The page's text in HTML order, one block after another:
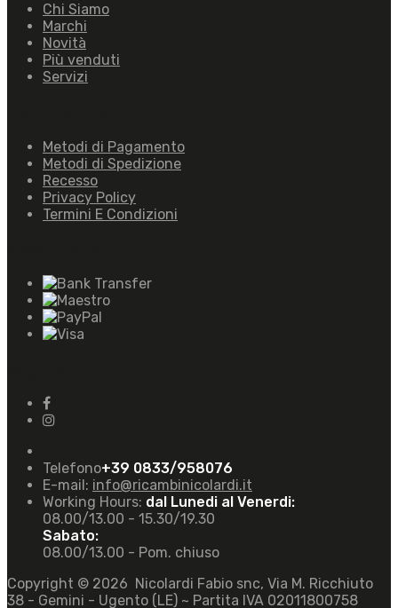
Chi Siamo
Marchi
Novità
Più venduti
Servizi
Metodi di Pagamento
Metodi di Spedizione
Recesso
Privacy Policy
Termini E Condizioni
Telefono+39 0833/958076
E-mail: info@ricambinicolardi.it
Working Hours: dal Lunedi al Venerdi:
08.00/13.00 - 15.30/19.30
Sabato:
08.00/13.00 - Pom. chiuso
Copyright © 2026 Nicolardi Fabio snc, Via M. Ricchiuto
38 - Gemini - Ugento (LE) ~ Partita IVA 02011800758